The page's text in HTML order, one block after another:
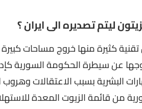
ليتم تصديره الى ايران ؟
كثيرة منها خروج مساحات
عن سيطرة الحكومة السورية
البشرية بسبب الاعتقالات وهروب
من قائمة الزيوت المعدة